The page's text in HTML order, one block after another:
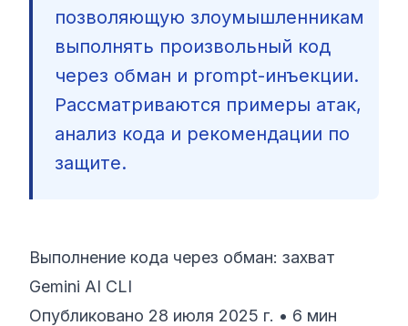
©2026 Кибер‑буткемп 8200
позволяющую злоумышленникам
выполнять произвольный код
через обман и prompt-инъекции.
Рассматриваются примеры атак,
анализ кода и рекомендации по
защите.
Выполнение кода через обман: захват
Gemini AI CLI
Опубликовано 28 июля 2025 г. • 6 мин